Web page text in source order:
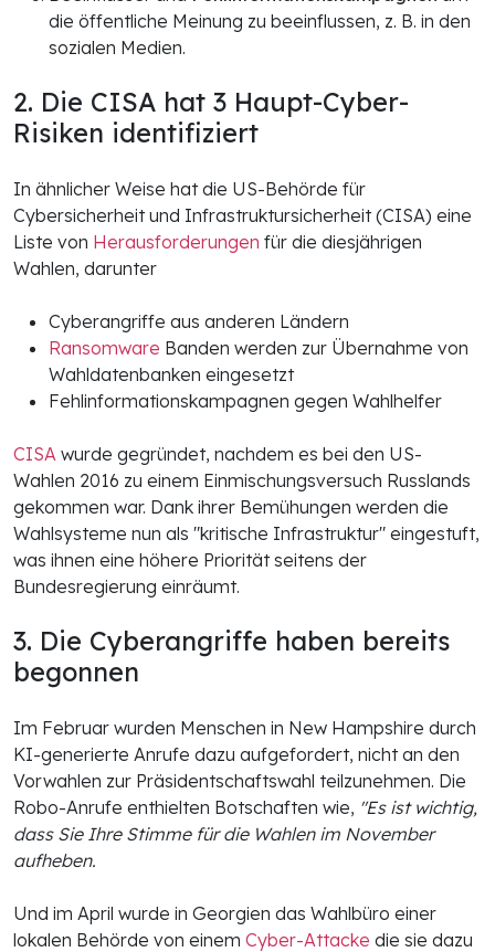
die öffentliche Meinung zu beeinflussen, z. B. in den
sozialen Medien.
2. Die CISA hat 3 Haupt-Cyber-
Risiken identifiziert
In ähnlicher Weise hat die US-Behörde für
Cybersicherheit und Infrastruktursicherheit (CISA) eine
Liste von Herausforderungen für die diesjährigen
Wahlen, darunter
Cyberangriffe aus anderen Ländern
Ransomware Banden werden zur Übernahme von
Wahldatenbanken eingesetzt
Fehlinformationskampagnen gegen Wahlhelfer
CISA wurde gegründet, nachdem es bei den US-
Wahlen 2016 zu einem Einmischungsversuch Russlands
gekommen war. Dank ihrer Bemühungen werden die
Wahlsysteme nun als "kritische Infrastruktur" eingestuft,
was ihnen eine höhere Priorität seitens der
Bundesregierung einräumt.
3. Die Cyberangriffe haben bereits
begonnen
Im Februar wurden Menschen in New Hampshire durch
KI-generierte Anrufe dazu aufgefordert, nicht an den
Vorwahlen zur Präsidentschaftswahl teilzunehmen. Die
Robo-Anrufe enthielten Botschaften wie, "Es ist wichtig,
dass Sie Ihre Stimme für die Wahlen im November
aufheben.
Und im April wurde in Georgien das Wahlbüro einer
lokalen Behörde von einem Cyber-Attacke die sie dazu